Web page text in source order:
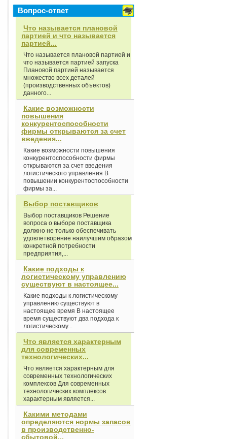
Вопрос-ответ
Что называется плановой
партией и что называется
партией...
Что называется плановой партией и
что называется партией запуска
Плановой партией называется
множество всех деталей
(производственных объектов)
данного...
Какие возможности
повышения
конкурентоспособности
фирмы открываются за счет
введения...
Какие возможности повышения
конкурентоспособности фирмы
открываются за счет введения
логистического управления В
повышении конкурентоспособности
фирмы за...
Выбор поставщиков
Выбор поставщиков Решение
вопроса о выборе поставщика
должно не только обеспечивать
удовлетворение наилучшим образом
конкретной потребности
предприятия,...
Какие подходы к
логистическому управлению
существуют в настоящее...
Какие подходы к логистическому
управлению существуют в
настоящее время В настоящее
время существуют два подхода к
логистическому...
Что является характерным
для современных
технологических...
Что является характерным для
современных технологических
комплексов Для современных
технологических комплексов
характерным является...
Какими методами
определяются нормы запасов
в производственно-
сбытовой...